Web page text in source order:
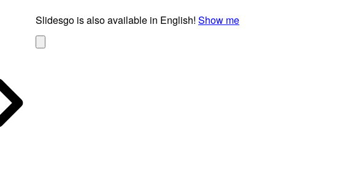
Slidesgo is also available in English! Show me